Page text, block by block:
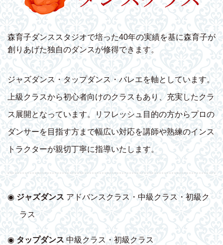
森育子ダンススタジオで培った40年の実績を基に森育子が
創りあげた独自のダンスが修得できます。
ジャズダンス・タップダンス・バレエを軸としています。
上級クラスから初心者向けのクラスもあり、充実したクラ
ス展開となっています。リフレッシュ目的の方からプロの
ダンサーを目指す方まで幅広い対応を講師や熟練のインス
トラクターが親切丁寧に指導いたします。
◉ジャズダンス アドバンスクラス・中級クラス・初級ク
ラス
◉タップダンス 中級クラス・初級クラス